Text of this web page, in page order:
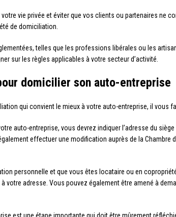
vie privée et éviter que vos clients ou partenaires ne
de domiciliation.
telles que les professions libérales ou les
sur les règles applicables à votre secteur d’activité.
domicilier son auto-entreprise
qui convient le mieux à votre auto-entreprise, il vous
auto-entreprise, vous devrez indiquer l’adresse du
effectuer une modification auprès de la Chambre
personnelle et que vous êtes locataire ou en
votre adresse. Vous pouvez également être amené à